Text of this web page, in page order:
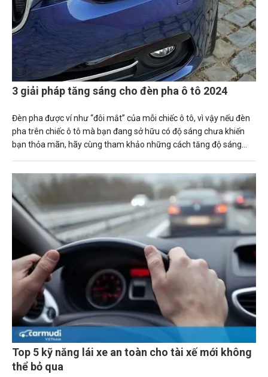
3 giải pháp tăng sáng cho đèn pha ô tô 2024
Đèn pha được ví như “đôi mắt” của mỗi chiếc ô tô, vì vậy nếu đèn
pha trên chiếc ô tô mà bạn đang sở hữu có độ sáng chưa khiến
bạn thỏa mãn, hãy cùng tham khảo những cách tăng độ sáng
Top 5 kỹ năng lái xe an toàn cho tài xế mới không
thể bỏ qua